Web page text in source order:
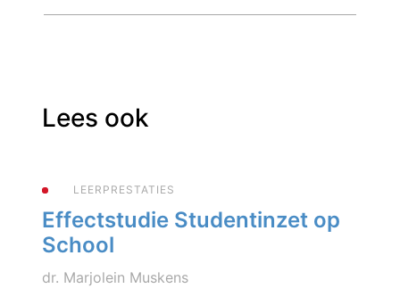
Lees ook
LEERPRESTATIES
Effectstudie Studentinzet op
School
dr. Marjolein Muskens